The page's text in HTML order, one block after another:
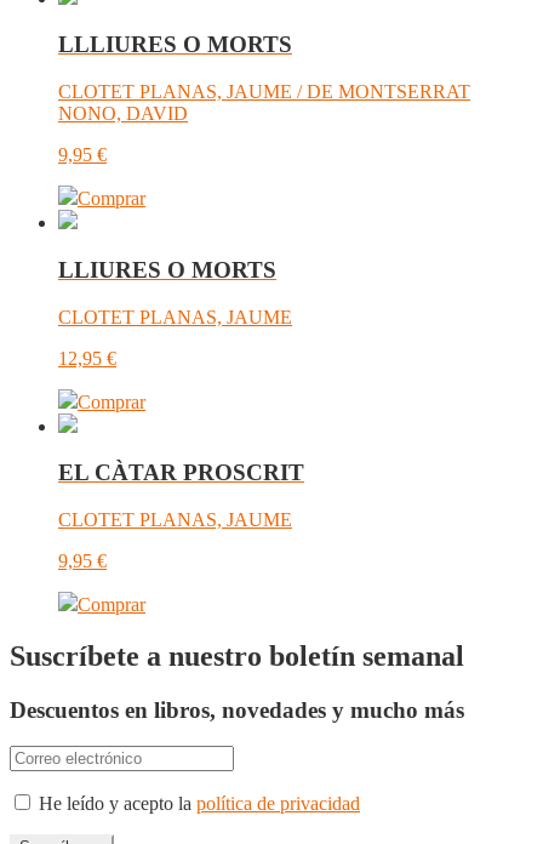
LLLIURES O MORTS
CLOTET PLANAS, JAUME / DE MONTSERRAT
NONO, DAVID
9,95 €
Comprar
LLIURES O MORTS
CLOTET PLANAS, JAUME
12,95 €
Comprar
EL CÀTAR PROSCRIT
CLOTET PLANAS, JAUME
9,95 €
Comprar
Suscríbete a nuestro boletín semanal
Descuentos en libros, novedades y mucho más
He leído y acepto la política de privacidad